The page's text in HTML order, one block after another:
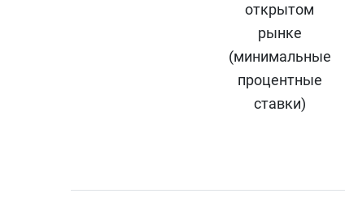
открытом
рынке
(минимальные
процентные
ставки)